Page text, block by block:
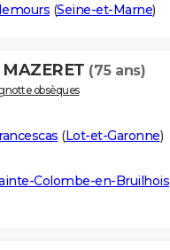
(Seine-et-Marne)
(75 ans)
obsèques
(Lot-et-Garonne)
Colombe-en-Bruilhois